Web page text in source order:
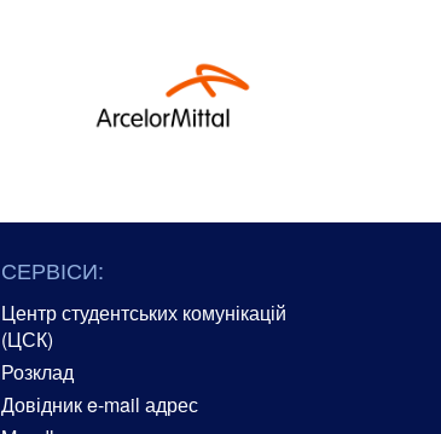
СЕРВІСИ:
Центр студентських комунікацій
(ЦСК)
Розклад
Довідник e-mail адрес